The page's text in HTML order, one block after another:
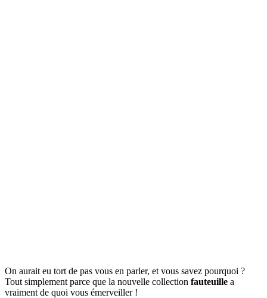
On aurait eu tort de pas vous en parler, et vous savez pourquoi ?
Tout simplement parce que la nouvelle collection fauteuille a
vraiment de quoi vous émerveiller !